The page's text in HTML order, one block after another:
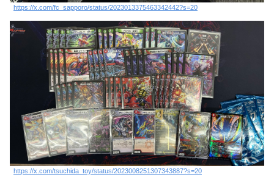
https://x.com/fc_sapporo/status/2023013375463342442?s=20
https://x.com/tsuchida_toy/status/2023008251307343887?s=20